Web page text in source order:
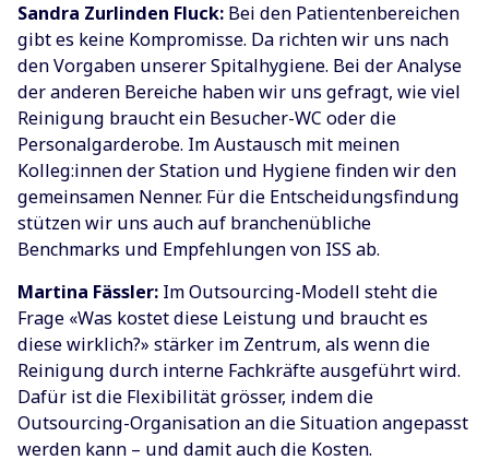
Sandra Zurlinden Fluck: Bei den Patientenbereichen
gibt es keine Kompromisse. Da richten wir uns nach
den Vorgaben unserer Spitalhygiene. Bei der Analyse
der anderen Bereiche haben wir uns gefragt, wie viel
Reinigung braucht ein Besucher-WC oder die
Personalgarderobe. Im Austausch mit meinen
Kolleg:innen der Station und Hygiene finden wir den
gemeinsamen Nenner. Für die Entscheidungsfindung
stützen wir uns auch auf branchenübliche
Benchmarks und Empfehlungen von ISS ab.
Martina Fässler: Im Outsourcing-Modell steht die
Frage «Was kostet diese Leistung und braucht es
diese wirklich?» stärker im Zentrum, als wenn die
Reinigung durch interne Fachkräfte ausgeführt wird.
Dafür ist die Flexibilität grösser, indem die
Outsourcing-Organisation an die Situation angepasst
werden kann – und damit auch die Kosten.